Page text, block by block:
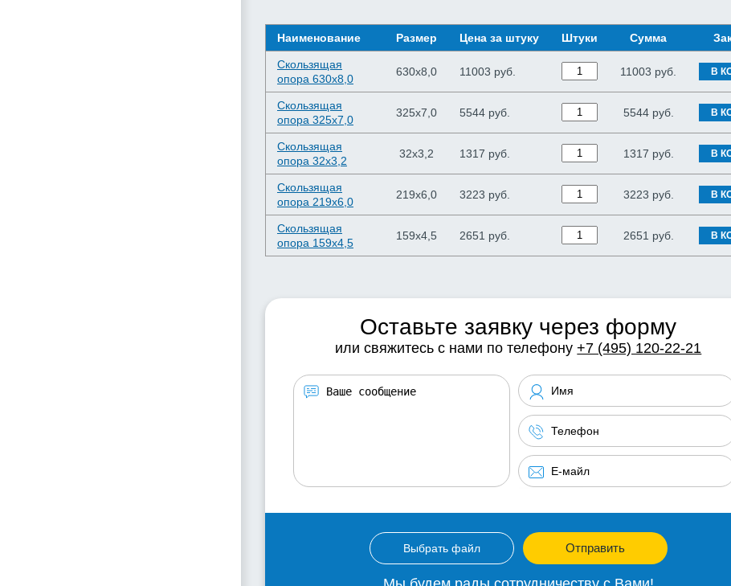
Наименование Размер Цена за штуку Штуки Сумма
Скользящая
опора 630х8,0
630х8,0 11003 руб. 11003 руб. В
Скользящая
опора 325х7,0
325х7,0 5544 руб. 5544руб. В
Скользящая
опора 32х3,2
32х3,2 1317 руб. 1317 руб. В
Скользящая
опора 219х6,0
219х6,0 3223 руб. 3223 руб. В
Скользящая
опора 159х4,5
159х4,5 2651 руб. 2651 руб. В
Оставьте заявку через форму
или свяжитесь с нами по телефону+7 (495) 120-22-21
Выбрать файл Отправить